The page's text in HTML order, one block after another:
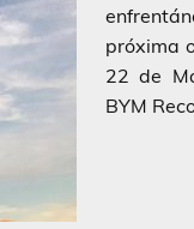
próxima
22 de
BYM